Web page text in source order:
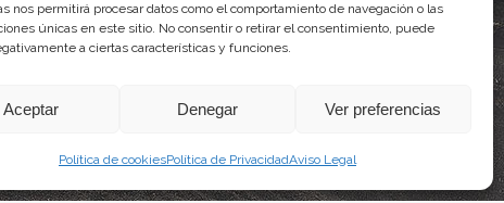
nos permitirá procesar datos como el comportamiento de navegación o las
únicas en este sitio. No consentir o retirar el consentimiento, puede
a ciertas características y funciones.
Aceptar Denegar Ver preferencias
Política de cookiesPolítica de PrivacidadAviso Legal
por el Gobierno de Canarias
Agroalimentaria